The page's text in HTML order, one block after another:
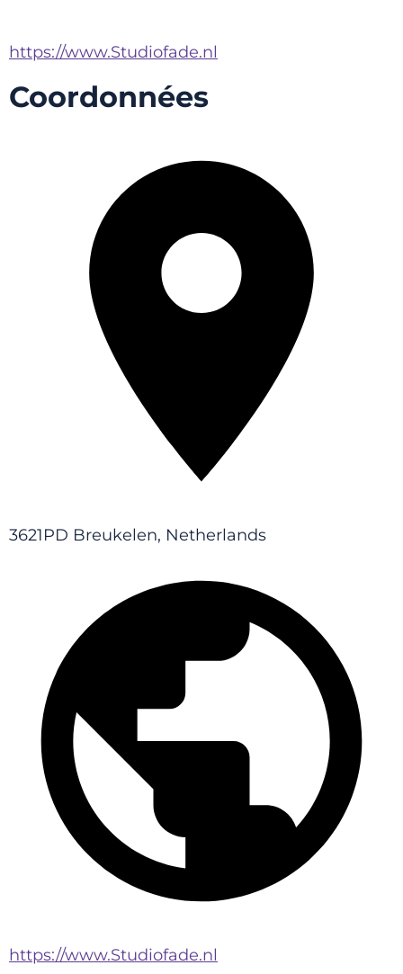
https://www.Studiofade.nl
Coordonnées
3621PD Breukelen, Netherlands
https://www.Studiofade.nl